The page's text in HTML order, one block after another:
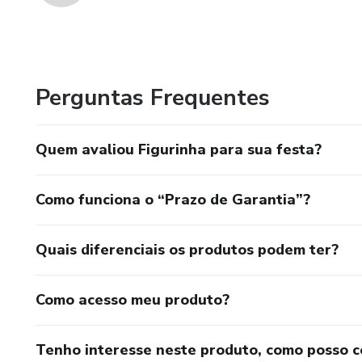
Perguntas Frequentes
Quem avaliou Figurinha para sua festa?
Como funciona o “Prazo de Garantia”?
Quais diferenciais os produtos podem ter?
Como acesso meu produto?
Tenho interesse neste produto, como posso